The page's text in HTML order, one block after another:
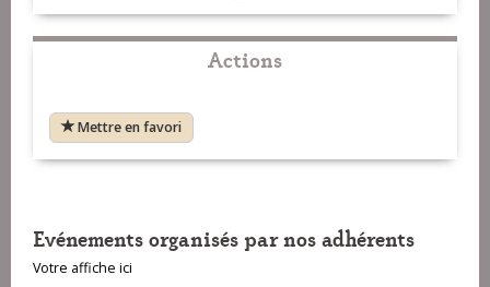
VOIR SUR LA CARTE
Actions
Mettre en favori
Evénements organisés par nos adhérents
Votre affiche ici